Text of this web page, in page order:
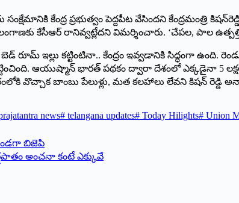
కేంద్ర ప్రభుత్వం పెద్దపీట వేసిందని
కేసీఆర్‌ ‌రానివ్వట్లేదని విమర్శించారు. ‘చేపల, పాల ఉత్పత్తి
‌రూమ్‌ ఇల్లు కట్టింటినా.. కేంద్రం ఇవ్వడానికి సిద్ధంగా ఉంది.
కట్టించింది. ఆయుష్మాన్‌ ‌భారత్‌ ‌పథకం ద్వారా దేశంలో
వొచ్చాక బాంబు పేలుళ్లు, మత కలహాలు లేవని కిషన్‌ ‌రెడ్డి
news# telangana updates# Today Hilights# Union
బిజెపి
అంచనా కంటే ఎక్కువే